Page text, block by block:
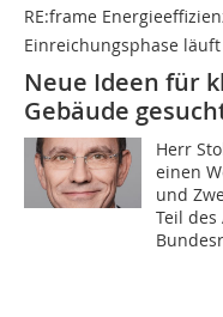
RE:frame
Einreichungsphase
Neue Ideen für
Gebäude
Herr
einen
und
Teil